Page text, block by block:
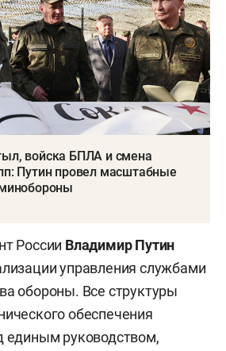
войска БПЛА и смена
Путин провел масштабные
России Владимир Путин
управления службами
обороны. Все структуры
обеспечения
единым руководством,